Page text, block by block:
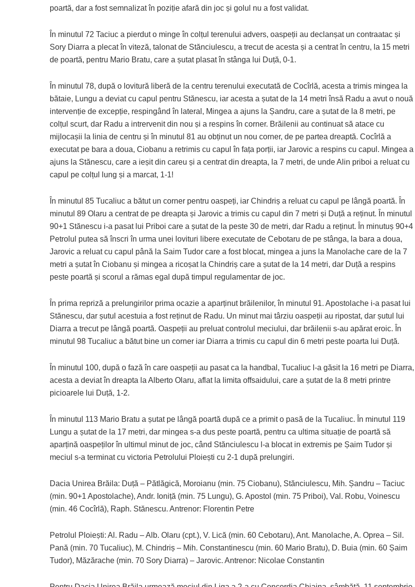
poartă, dar a fost semnalizat în poziție afară din joc și golul nu a fost validat.
În minutul 72 Taciuc a pierdut o minge în colțul terenului advers, oaspeții au declanșat un contraatac și
Sory Diarra a plecat în viteză, talonat de Stănciulescu, a trecut de acesta și a centrat în centru, la 15 metri
de poartă, pentru Mario Bratu, care a șutat plasat în stânga lui Duță, 0-1.
În minutul 78, după o lovitură liberă de la centru terenului executată de Cocîrlă, acesta a trimis mingea la
bătaie, Lungu a deviat cu capul pentru Stănescu, iar acesta a șutat de la 14 metri însă Radu a avut o nouă
intervenție de excepție, respingând în lateral, Mingea a ajuns la Șandru, care a șutat de la 8 metri, pe
colțul scurt, dar Radu a intrervenit din nou și a respins în corner. Brăilenii au continuat să atace cu
mijlocașii la linia de centru și în minutul 81 au obținut un nou corner, de pe partea dreaptă. Cocîrlă a
executat pe bara a doua, Ciobanu a retrimis cu capul în fața porții, iar Jarovic a respins cu capul. Mingea a
ajuns la Stănescu, care a ieșit din careu și a centrat din dreapta, la 7 metri, de unde Alin priboi a reluat cu
capul pe colțul lung și a marcat, 1-1!
În minutul 85 Tucaliuc a bătut un corner pentru oaspeți, iar Chindriș a reluat cu capul pe lângă poartă. În
minutul 89 Olaru a centrat de pe dreapta și Jarovic a trimis cu capul din 7 metri și Duță a reținut. În minutul
90+1 Stănescu i-a pasat lui Priboi care a șutat de la peste 30 de metri, dar Radu a reținut. În minutuș 90+4
Petrolul putea să înscri în urma unei lovituri libere executate de Cebotaru de pe stânga, la bara a doua,
Jarovic a reluat cu capul până la Saim Tudor care a fost blocat, mingea a juns la Manolache care de la 7
metri a șutat în Ciobanu și mingea a ricoșat la Chindriș care a șutat de la 14 metri, dar Duță a respins
peste poartă și scorul a rămas egal după timpul regulamentar de joc.
În prima repriză a prelungirilor prima ocazie a aparținut brăilenilor, în minutul 91. Apostolache i-a pasat lui
Stănescu, dar șutul acestuia a fost reținut de Radu. Un minut mai târziu oaspeții au ripostat, dar șutul lui
Diarra a trecut pe lângă poartă. Oaspeții au preluat controlul meciului, dar brăilenii s-au apărat eroic. În
minutul 98 Tucaliuc a bătut bine un corner iar Diarra a trimis cu capul din 6 metri peste poarta lui Duță.
În minutul 100, după o fază în care oaspeții au pasat ca la handbal, Tucaliuc l-a găsit la 16 metri pe Diarra,
acesta a deviat în dreapta la Alberto Olaru, aflat la limita offsaidului, care a șutat de la 8 metri printre
picioarele lui Duță, 1-2.
În minutul 113 Mario Bratu a șutat pe lângă poartă după ce a primit o pasă de la Tucaliuc. În minutul 119
Lungu a șutat de la 17 metri, dar mingea s-a dus peste poartă, pentru ca ultima situație de poartă să
aparțină oaspeților în ultimul minut de joc, când Stănciulescu l-a blocat in extremis pe Șaim Tudor și
meciul s-a terminat cu victoria Petrolului Ploiești cu 2-1 după prelungiri.
Dacia Unirea Brăila: Duță – Pătlăgică, Moroianu (min. 75 Ciobanu), Stănciulescu, Mih. Șandru – Taciuc
(min. 90+1 Apostolache), Andr. Ioniță (min. 75 Lungu), G. Apostol (min. 75 Priboi), Val. Robu, Voinescu
(min. 46 Cocîrlă), Raph. Stănescu. Antrenor: Florentin Petre
Petrolul Ploiești: Al. Radu – Alb. Olaru (cpt.), V. Lică (min. 60 Cebotaru), Ant. Manolache, A. Oprea – Sil.
Pană (min. 70 Tucaliuc), M. Chindriș – Mih. Constantinescu (min. 60 Mario Bratu), D. Buia (min. 60 Șaim
Tudor), Măzărache (min. 70 Sory Diarra) – Jarovic. Antrenor: Nicolae Constantin